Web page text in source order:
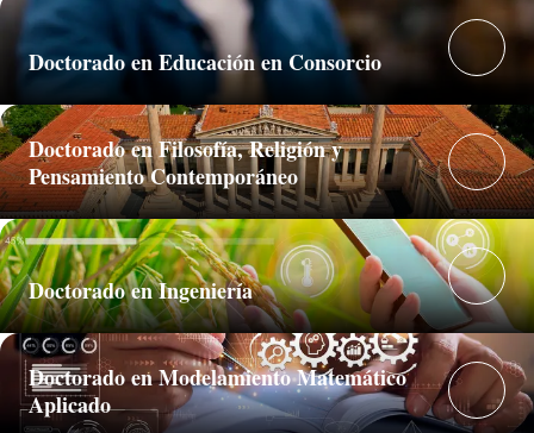
Doctorado en Educación en Consorcio
Doctorado en Filosofía, Religión y
Pensamiento Contemporáneo
Doctorado en Ingeniería
Doctorado en Modelamiento Matemático
Aplicado